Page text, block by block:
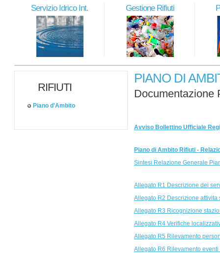
Servizio Idrico Int. Gestione Rifiuti
RIFIUTI
Piano d'Ambito
PIANO DI
Documentazione
Avviso Bollettino Ufficiale
Piano di Ambito Rifiuti -
Sintesi Relazione Generale
Allegato R1 Descrizione dei
Allegato R2 Descrizione attivita
Allegato R3 Ricognizione
Allegato R4 Verifiche
Allegato R5 Rilevamento
Allegato R6 Rilevamento